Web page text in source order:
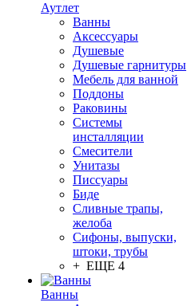
Аутлет
Ванны
Аксессуары
Душевые
Душевые гарнитуры
Мебель для ванной
Поддоны
Раковины
Системы
инсталляции
Смесители
Унитазы
Писсуары
Биде
Сливные трапы,
желоба
Сифоны, выпуски,
штоки, трубы
+ ЕЩЕ 4
Ванны